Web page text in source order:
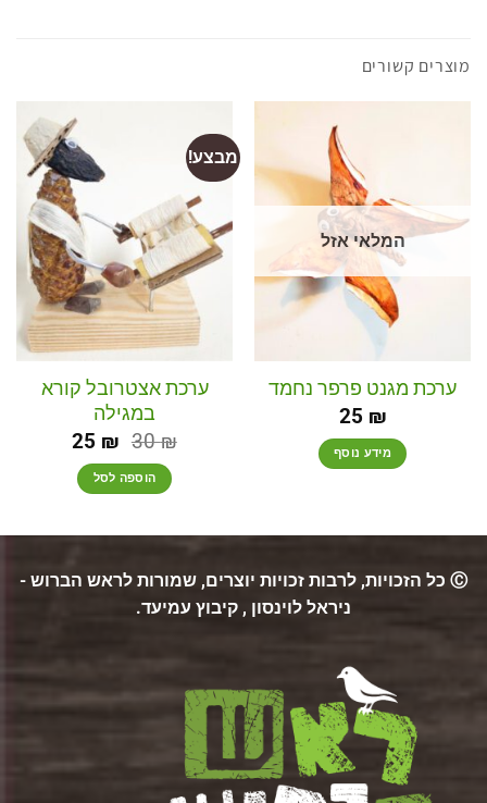
מוצרים קשורים
המלאי אזל
ערכת מגנט פרפר נחמד
25 ₪
מידע נוסף
מבצע!
ערכת אצטרובל קורא
במגילה
30₪
25 ₪
הוספה לסל
Ⓒ כל הזכויות, לרבות זכויות יוצרים, שמורות לראש הברוש -
ניראל לוינסון , קיבוץ עמיעד.